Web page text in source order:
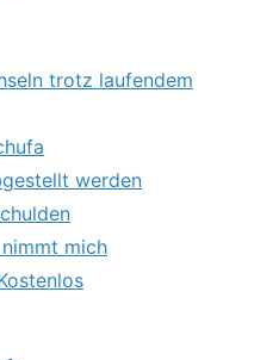
trotz laufendem
werden
mich